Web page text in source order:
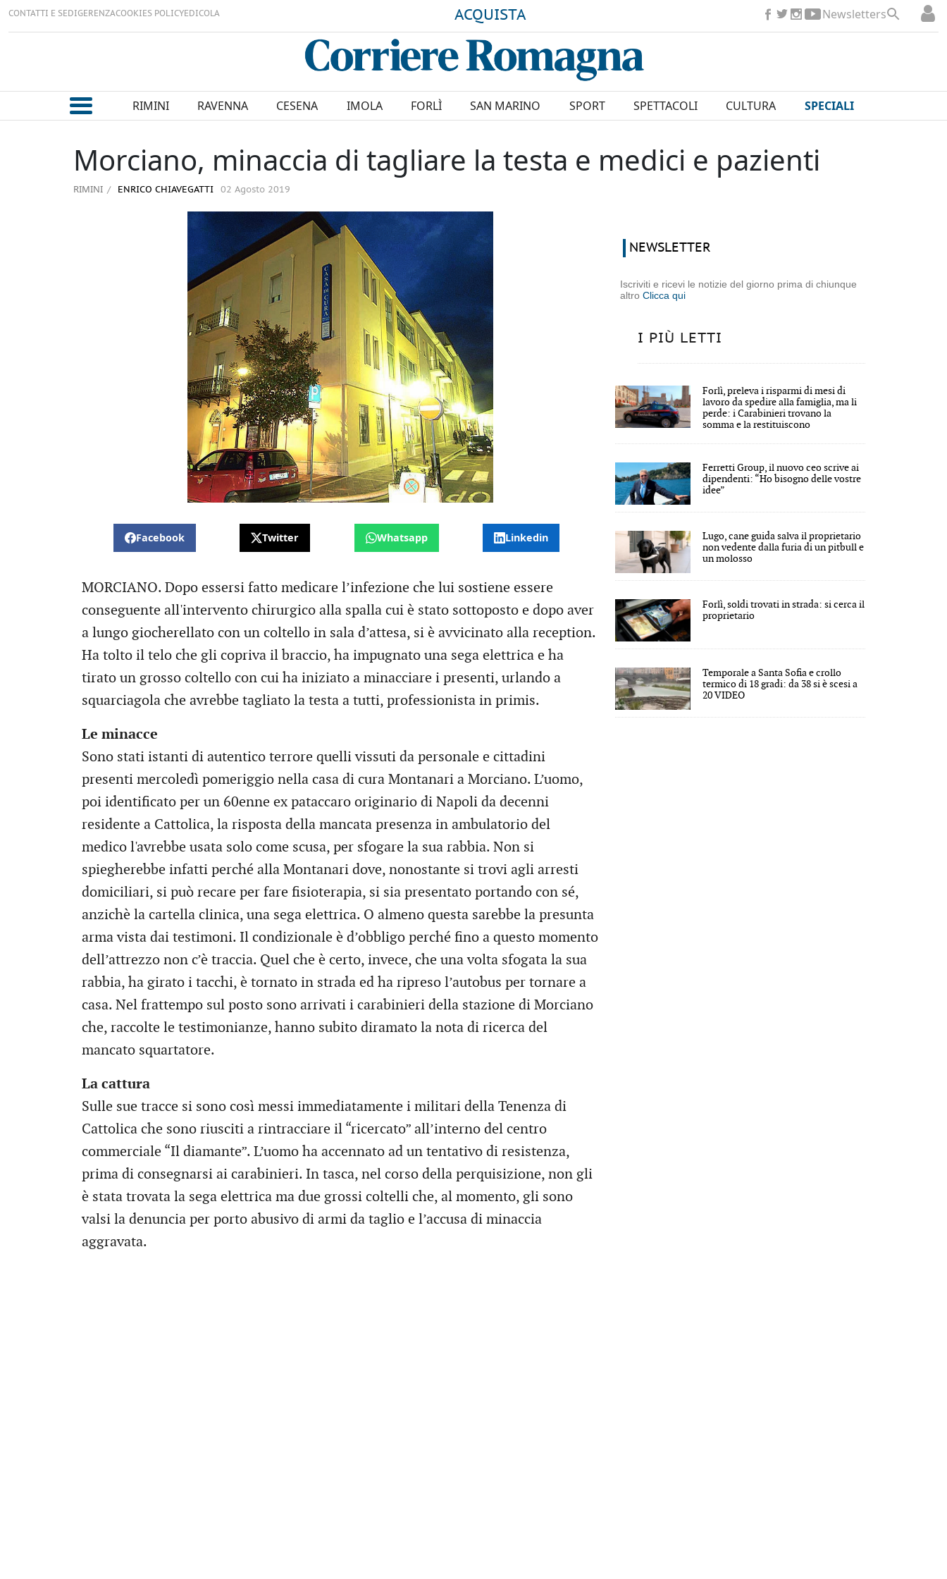
CONTATTI E SEDIGERENZACOOKIES POLICYEDICOLA ACQUISTA Newsletters
RIMINI RAVENNA CESENA IMOLA FORLÌ SAN MARINO SPORT SPETTACOLI CULTURA SPECIALI
Morciano, minaccia di tagliare la testa e medici e pazienti
RIMINI ENRICO CHIAVEGATTI 02 Agosto 2019
Facebook Twitter Whatsapp Linkedin
MORCIANO. Dopo essersi fatto medicare l’infezione che lui sostiene essere
conseguente all'intervento chirurgico alla spalla cui è stato sottoposto e dopo aver
a lungo giocherellato con un coltello in sala d’attesa, si è avvicinato alla reception.
Ha tolto il telo che gli copriva il braccio, ha impugnato una sega elettrica e ha
tirato un grosso coltello con cui ha iniziato a minacciare i presenti, urlando a
squarciagola che avrebbe tagliato la testa a tutti, professionista in primis.
Le minacce
Sono stati istanti di autentico terrore quelli vissuti da personale e cittadini
presenti mercoledì pomeriggio nella casa di cura Montanari a Morciano. L’uomo,
poi identificato per un 60enne ex pataccaro originario di Napoli da decenni
residente a Cattolica, la risposta della mancata presenza in ambulatorio del
medico l'avrebbe usata solo come scusa, per sfogare la sua rabbia. Non si
spiegherebbe infatti perché alla Montanari dove, nonostante si trovi agli arresti
domiciliari, si può recare per fare fisioterapia, si sia presentato portando con sé,
anzichè la cartella clinica, una sega elettrica. O almeno questa sarebbe la presunta
arma vista dai testimoni. Il condizionale è d’obbligo perché fino a questo momento
dell’attrezzo non c’è traccia. Quel che è certo, invece, che una volta sfogata la sua
rabbia, ha girato i tacchi, è tornato in strada ed ha ripreso l’autobus per tornare a
casa. Nel frattempo sul posto sono arrivati i carabinieri della stazione di Morciano
che, raccolte le testimonianze, hanno subito diramato la nota di ricerca del
mancato squartatore.
La cattura
Sulle sue tracce si sono così messi immediatamente i militari della Tenenza di
Cattolica che sono riusciti a rintracciare il “ricercato” all’interno del centro
commerciale “Il diamante”. L’uomo ha accennato ad un tentativo di resistenza,
prima di consegnarsi ai carabinieri. In tasca, nel corso della perquisizione, non gli
è stata trovata la sega elettrica ma due grossi coltelli che, al momento, gli sono
valsi la denuncia per porto abusivo di armi da taglio e l’accusa di minaccia
aggravata.
NEWSLETTER
Iscriviti e ricevi le notizie del giorno prima di chiunque
altroClicca qui
I PIÙ LETTI
Forlì, preleva i risparmi di mesi di
lavoro da spedire alla famiglia, ma li
perde: i Carabinieri trovano la
somma e la restituiscono
Ferretti Group, il nuovo ceo scrive ai
dipendenti: “Ho bisogno delle vostre
idee”
Lugo, cane guida salva il proprietario
non vedente dalla furia di un pitbull e
un molosso
Forlì, soldi trovati in strada: si cerca il
proprietario
Temporale a Santa Sofia e crollo
termico di 18 gradi: da 38 si è scesi a
20 VIDEO